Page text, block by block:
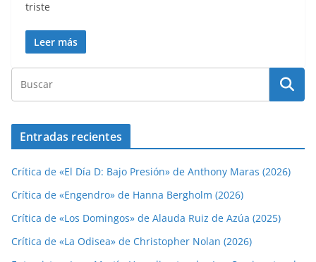
triste
Leer más
Entradas recientes
Crítica de «El Día D: Bajo Presión» de Anthony Maras (2026)
Crítica de «Engendro» de Hanna Bergholm (2026)
Crítica de «Los Domingos» de Alauda Ruiz de Azúa (2025)
Crítica de «La Odisea» de Christopher Nolan (2026)